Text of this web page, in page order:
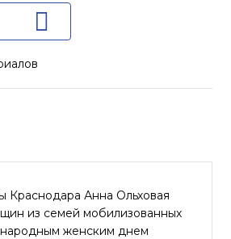
Краснодара Анна Ольховая
из семей мобилизованных
женским днем